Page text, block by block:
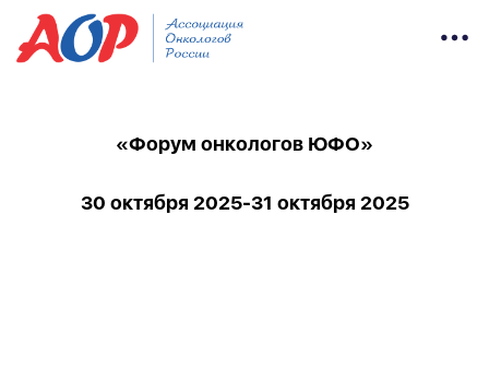
«Форум онкологов ЮФО»
30 октября 2025-31 октября 2025